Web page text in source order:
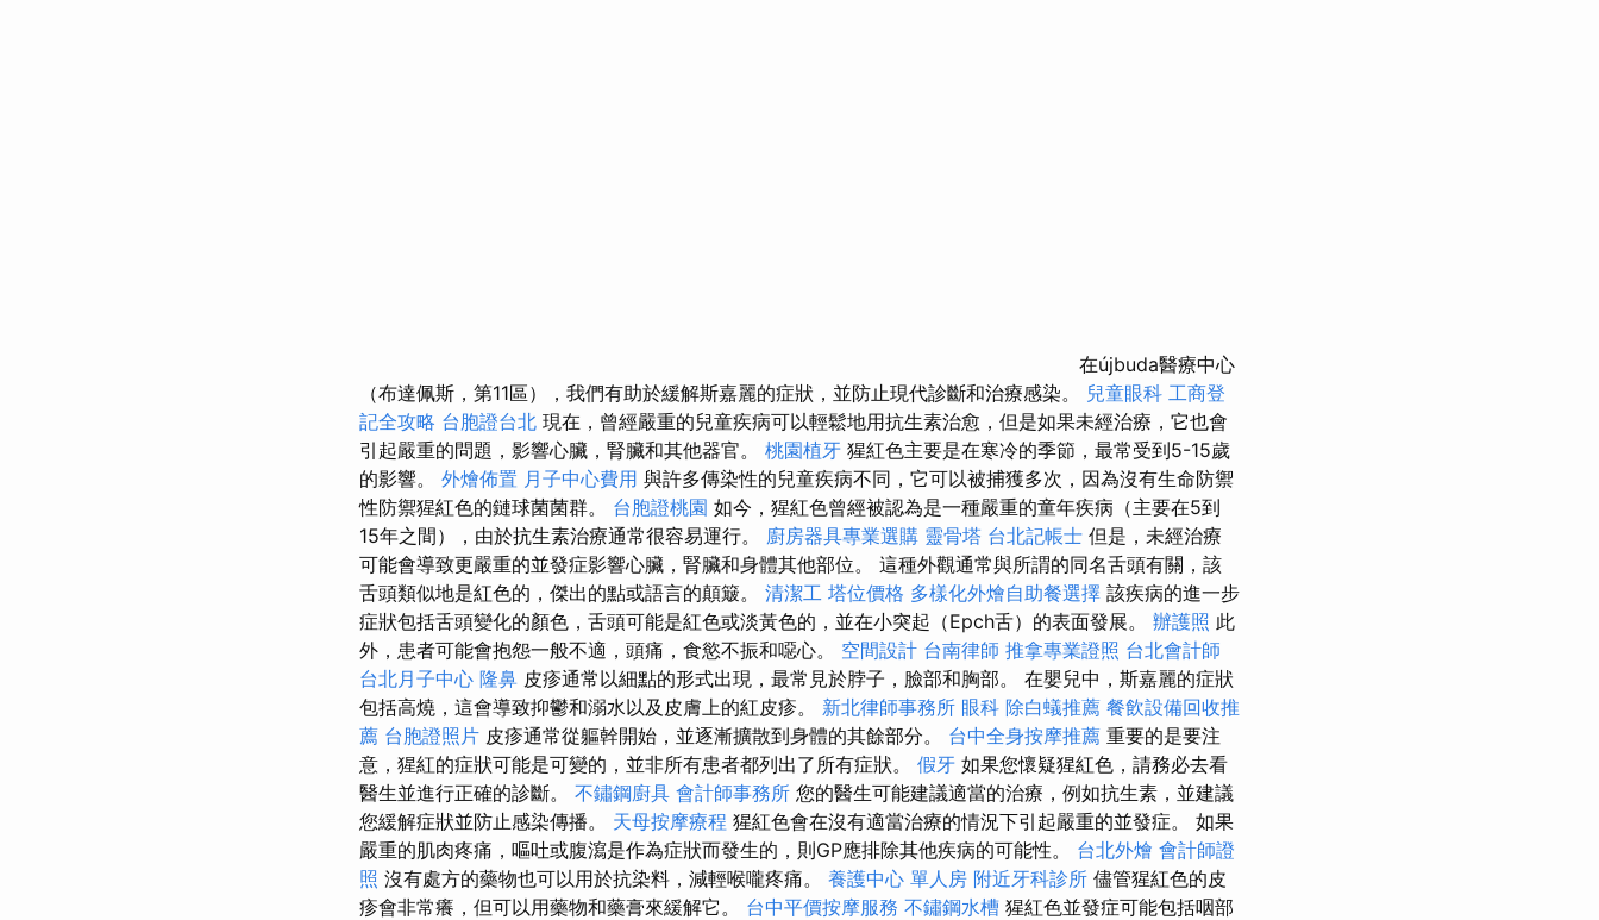
在újbuda醫療中心
（布達佩斯，第11區），我們有助於緩解斯嘉麗的症狀，並防止現代診斷和治療感染。 兒童眼科 工商登
記全攻略 台胞證台北 現在，曾經嚴重的兒童疾病可以輕鬆地用抗生素治愈，但是如果未經治療，它也會
引起嚴重的問題，影響心臟，腎臟和其他器官。 桃園植牙 猩紅色主要是在寒冷的季節，最常受到5-15歲
的影響。 外燴佈置 月子中心費用 與許多傳染性的兒童疾病不同，它可以被捕獲多次，因為沒有生命防禦
性防禦猩紅色的鏈球菌菌群。 台胞證桃園 如今，猩紅色曾經被認為是一種嚴重的童年疾病（主要在5到
15年之間），由於抗生素治療通常很容易運行。 廚房器具專業選購 靈骨塔 台北記帳士 但是，未經治療
可能會導致更嚴重的並發症影響心臟，腎臟和身體其他部位。 這種外觀通常與所謂的同名舌頭有關，該
舌頭類似地是紅色的，傑出的點或語言的顛簸。 清潔工 塔位價格 多樣化外燴自助餐選擇 該疾病的進一步
症狀包括舌頭變化的顏色，舌頭可能是紅色或淡黃色的，並在小突起（Epch舌）的表面發展。 辦護照 此
外，患者可能會抱怨一般不適，頭痛，食慾不振和噁心。 空間設計 台南律師 推拿專業證照 台北會計師
台北月子中心 隆鼻 皮疹通常以細點的形式出現，最常見於脖子，臉部和胸部。 在嬰兒中，斯嘉麗的症狀
包括高燒，這會導致抑鬱和溺水以及皮膚上的紅皮疹。 新北律師事務所 眼科 除白蟻推薦 餐飲設備回收推
薦 台胞證照片 皮疹通常從軀幹開始，並逐漸擴散到身體的其餘部分。 台中全身按摩推薦 重要的是要注
意，猩紅的症狀可能是可變的，並非所有患者都列出了所有症狀。 假牙 如果您懷疑猩紅色，請務必去看
醫生並進行正確的診斷。 不鏽鋼廚具 會計師事務所 您的醫生可能建議適當的治療，例如抗生素，並建議
您緩解症狀並防止感染傳播。 天母按摩療程 猩紅色會在沒有適當治療的情況下引起嚴重的並發症。 如果
嚴重的肌肉疼痛，嘔吐或腹瀉是作為症狀而發生的，則GP應排除其他疾病的可能性。 台北外燴 會計師證
照 沒有處方的藥物也可以用於抗染料，減輕喉嚨疼痛。 養護中心 單人房 附近牙科診所 儘管猩紅色的皮
疹會非常癢，但可以用藥物和藥膏來緩解它。 台中平價按摩服務 不鏽鋼水槽 猩紅色並發症可能包括咽部